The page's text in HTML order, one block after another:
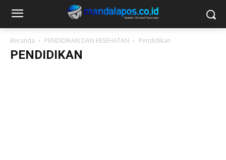
Beranda PENDIDIKAN DAN KESEHATAN Pendidikan
PENDIDIKAN